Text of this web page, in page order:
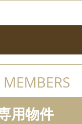
用物件